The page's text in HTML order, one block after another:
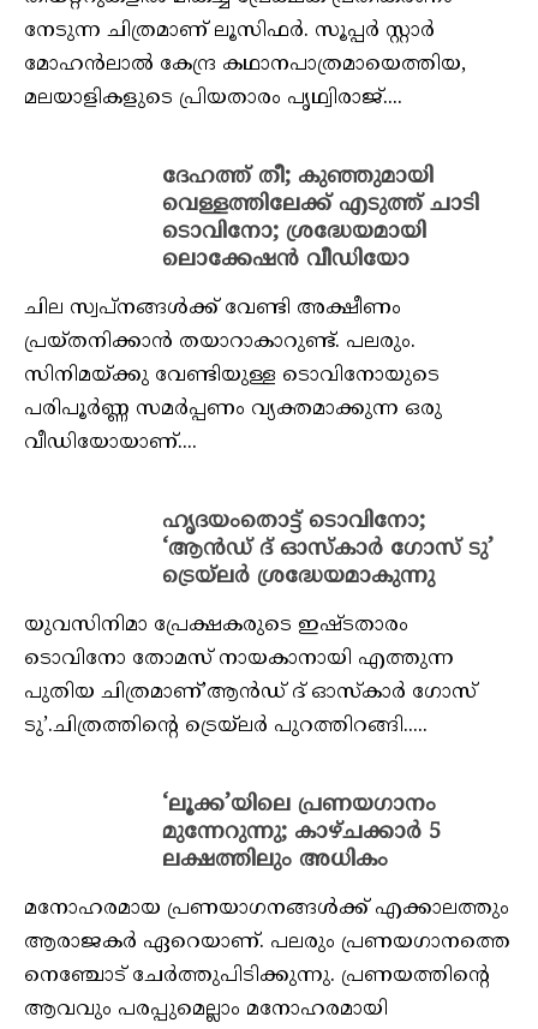
നേടുന്ന ചിത്രമാണ് ലൂസിഫര്‍. സൂപ്പര്‍ സ്റ്റാര്‍
മോഹന്‍ലാല്‍ കേന്ദ്ര കഥാനപാത്രമായെത്തിയ,
മലയാളികളുടെ പ്രിയതാരം പൃഥ്വിരാജ്....
ദേഹത്ത് തീ; കുഞ്ഞുമായി
വെള്ളത്തിലേക്ക് എടുത്ത് ചാടി
ടൊവിനോ; ശ്രദ്ധേയമായി
ലൊക്കേഷന്‍ വീഡിയോ
ചില സ്വപ്‌നങ്ങള്‍ക്ക് വേണ്ടി അക്ഷീണം
പ്രയ്തനിക്കാന്‍ തയാറാകാറുണ്ട്. പലരും.
സിനിമയ്ക്കു വേണ്ടിയുള്ള ടൊവിനോയുടെ
പരിപൂര്‍ണ്ണ സമര്‍പ്പണം വ്യക്തമാക്കുന്ന ഒരു
വീഡിയോയാണ്....
ഹൃദയംതൊട്ട് ടൊവിനോ;
‘ആന്‍ഡ് ദ് ഓസ്‌കാര്‍ ഗോസ് ടു’
ട്രെയ്‌ലര്‍ ശ്രദ്ധേയമാകുന്നു
യുവസിനിമാ പ്രേക്ഷകരുടെ ഇഷ്ടതാരം
ടൊവിനോ തോമസ് നായകാനായി എത്തുന്ന
പുതിയ ചിത്രമാണ്’ആന്‍ഡ് ദ് ഓസ്‌കാര്‍ ഗോസ്
ടു’.ചിത്രത്തിന്റെ ട്രെയ്‌ലര്‍ പുറത്തിറങ്ങി.....
‘ലൂക്ക’യിലെ പ്രണയഗാനം
മുന്നേറുന്നു; കാഴ്ചക്കാര്‍ 5
ലക്ഷത്തിലും അധികം
മനോഹരമായ പ്രണയാഗനങ്ങള്‍ക്ക് എക്കാലത്തും
ആരാജകര്‍ ഏറെയാണ്. പലരും പ്രണയഗാനത്തെ
നെഞ്ചോട് ചേര്‍ത്തുപിടിക്കുന്നു. പ്രണയത്തിന്റെ
ആവവും പരപ്പുമെല്ലാം മനോഹരമായി